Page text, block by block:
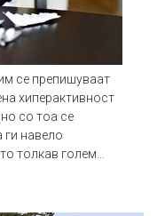
се препишуваат
хиперактивност
со тоа се
ги навело
толкав голем…